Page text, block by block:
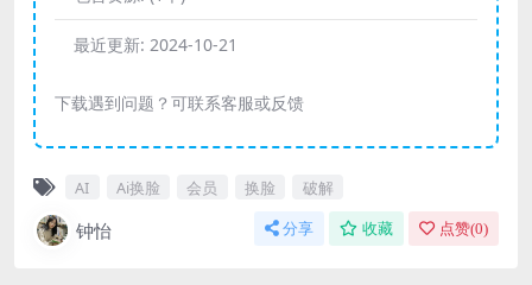
最近更新: 2024-10-21
下载遇到问题？可联系客服或反馈
AI Ai换脸 会员 换脸 破解
钟怡 分享 收藏 点赞(0)